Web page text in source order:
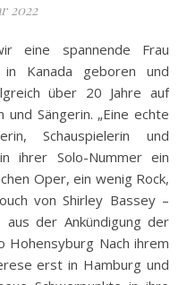
2022
Kanada geboren und
über 20 Jahre auf
und Sängerin. „Eine echte
Schauspielerin und
ihrer Solo-Nummer ein
Oper, ein wenig Rock,
von Shirley Bassey –
der Ankündigung der
Hohensyburg Nach ihrem
erst in Hamburg und